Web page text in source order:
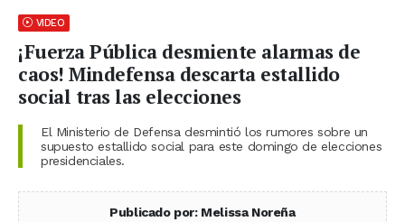
VIDEO
¡Fuerza Pública desmiente alarmas de
caos! Mindefensa descarta estallido
social tras las elecciones
El Ministerio de Defensa desmintió los rumores sobre un
supuesto estallido social para este domingo de elecciones
presidenciales.
Publicado por: Melissa Noreña